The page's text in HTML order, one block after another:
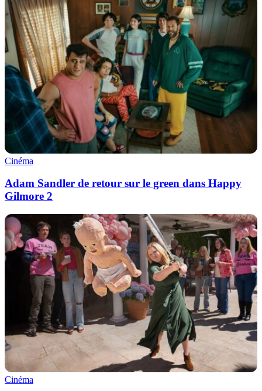
Cinéma
Adam Sandler de retour sur le green dans Happy
Gilmore 2
Cinéma